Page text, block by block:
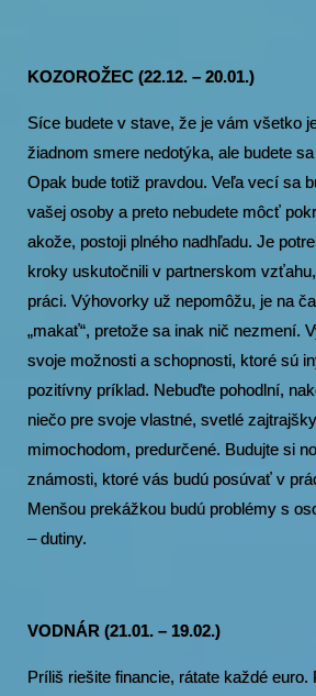
KOZOROŽEC (22.12. – 20.01.)
Síce budete v stave, že je vám všetko
žiadnom smere nedotýka, ale budete
Opak bude totiž pravdou. Veľa vecí sa
vašej osoby a preto nebudete môcť
akože, postoji plného nadhľadu. Je
kroky uskutočnili v partnerskom
práci. Výhovorky už nepomôžu, je na
„makať“, pretože sa inak nič nezmení.
svoje možnosti a schopnosti, ktoré sú
pozitívny príklad. Nebuďte pohodlní,
niečo pre svoje vlastné, svetlé
mimochodom, predurčené. Budujte si
známosti, ktoré vás budú posúvať v
Menšou prekážkou budú problémy s
– dutiny.
VODNÁR (21.01. – 19.02.)
Príliš riešite financie, rátate každé euro.